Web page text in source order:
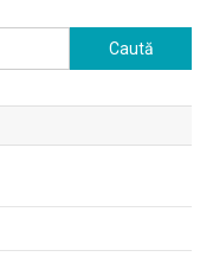
Caută
după: